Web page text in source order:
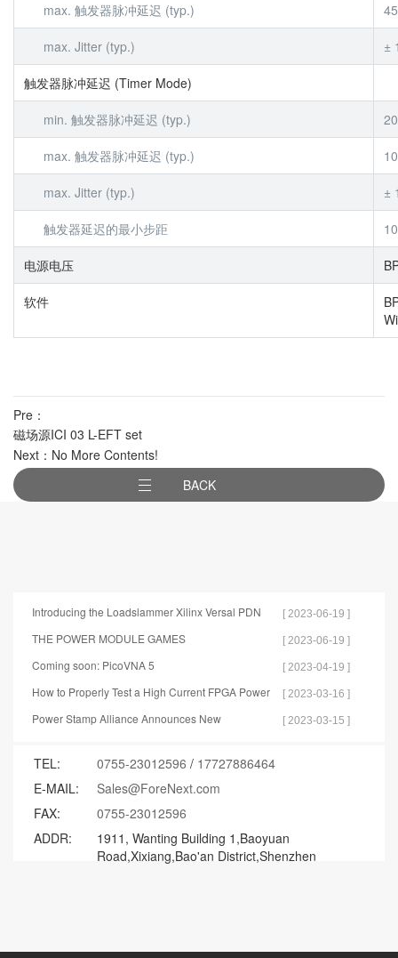
max. 触发器脉冲延迟 (typ.)
max. Jitter (typ.) ±
触发器脉冲延迟 (Timer Mode)
min. 触发器脉冲延迟 (typ.)
max. 触发器脉冲延迟 (typ.)
max. Jitter (typ.) ±
触发器延迟的最小步距
电源电压
软件
Pre：
磁场源ICI 03 L-EFT set
Next：No More Contents!
BACK
Introducing the Loadslammer Xilinx Versal PDN
Test Tools
[ 2023-06-19 ]
THE POWER MODULE GAMES [ 2023-06-19 ]
Coming soon: PicoVNA 5 [ 2023-04-19 ]
How to Properly Test a High Current FPGA Power
Distribution Network
[ 2023-03-16 ]
Power Stamp Alliance Announces New
[ 2023-03-15 ]
TEL: 0755-23012596 / 17727886464
E-MAIL:
Sales@ForeNext.com
FAX:
0755-23012596
ADDR:
1911, Wanting Building 1,Baoyuan
Road,Xixiang,Bao'an District,Shenzhen